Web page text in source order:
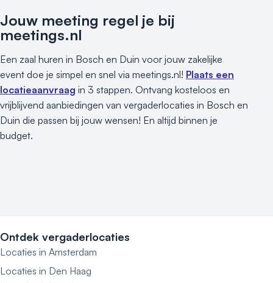
Jouw meeting regel je bij
meetings.nl
Een zaal huren in Bosch en Duin voor jouw zakelijke
event doe je simpel en snel via meetings.nl! Plaats een
locatieaanvraag in 3 stappen. Ontvang kosteloos en
vrijblijvend aanbiedingen van vergaderlocaties in Bosch en
Duin die passen bij jouw wensen! En altijd binnen je
budget.
Ontdek vergaderlocaties
Locaties in Amsterdam
Locaties in Den Haag